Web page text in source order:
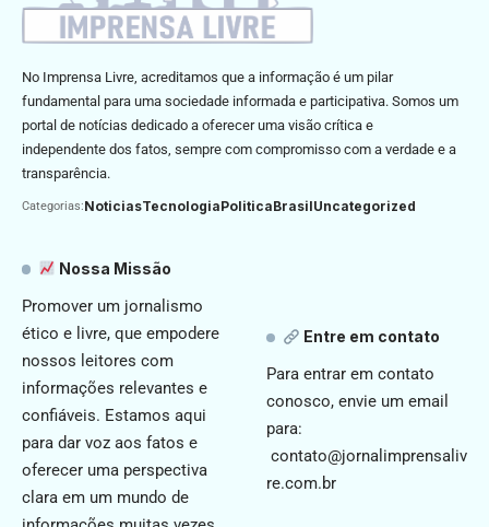
No Imprensa Livre, acreditamos que a informação é um pilar
fundamental para uma sociedade informada e participativa. Somos um
portal de notícias dedicado a oferecer uma visão crítica e
independente dos fatos, sempre com compromisso com a verdade e a
transparência.
Categorias:NoticiasTecnologiaPoliticaBrasilUncategorized
Nossa Missão
Promover um jornalismo
ético e livre, que empodere
nossos leitores com
informações relevantes e
confiáveis. Estamos aqui
para dar voz aos fatos e
oferecer uma perspectiva
clara em um mundo de
Entre em contato
Para entrar em contato
conosco, envie um email
para:
contato@jornalimprensaliv
re.com.br